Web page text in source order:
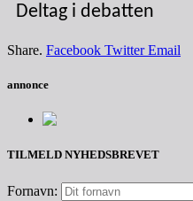
Deltag i debatten
Share. Facebook Twitter Email
annonce
TILMELD NYHEDSBREVET
Fornavn: